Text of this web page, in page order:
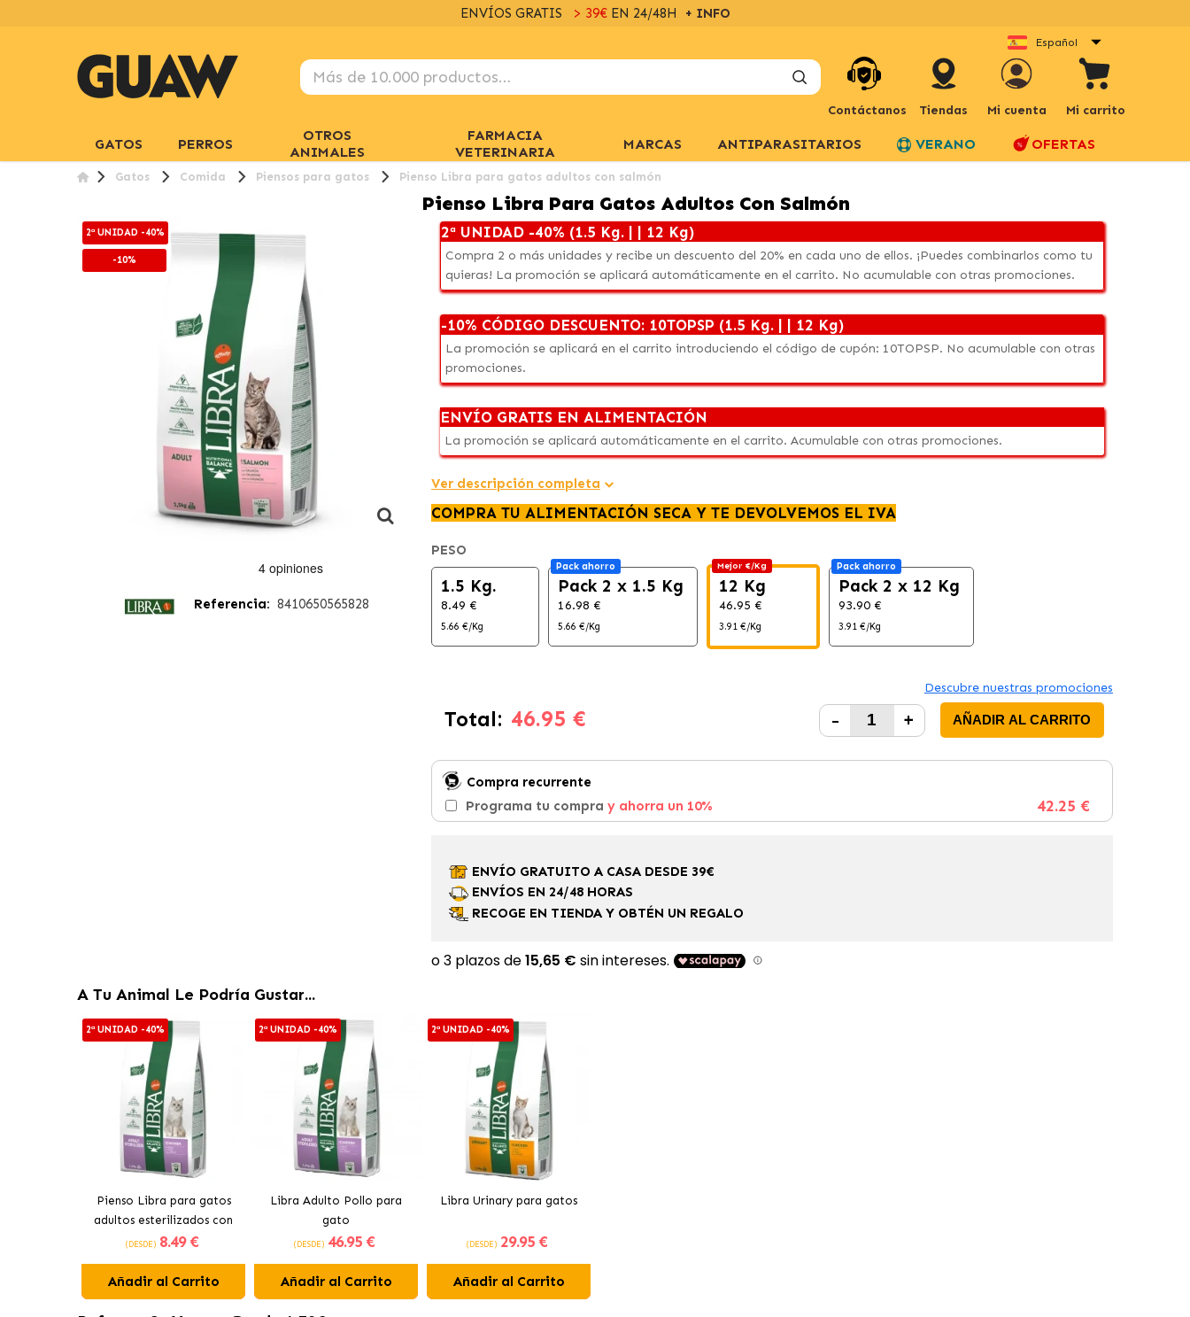
ENVÍOS GRATIS > 39€EN 24/48H + INFO
Español
Contáctanos Tiendas Mi cuenta Mi carrito
GATOS PERROS
OTROS
ANIMALES
FARMACIA
VETERINARIA
MARCAS ANTIPARASITARIOS VERANO OFERTAS
Gatos Comida Piensos para gatos Pienso Libra para gatos adultos con salmón
Pienso Libra Para Gatos Adultos Con Salmón
2ª UNIDAD -40%
-10%
Referencia: 8410650565828
2ª UNIDAD -40% (1.5 Kg. | | 12 Kg)
Compra 2 o más unidades y recibe un descuento del 20% en cada uno de ellos. ¡Puedes combinarlos como tu
quieras! La promoción se aplicará automáticamente en el carrito. No acumulable con otras promociones.
-10% CÓDIGO DESCUENTO: 10TOPSP (1.5 Kg. | | 12 Kg)
La promoción se aplicará en el carrito introduciendo el código de cupón: 10TOPSP. No acumulable con otras
promociones.
ENVÍO GRATIS EN ALIMENTACIÓN
La promoción se aplicará automáticamente en el carrito. Acumulable con otras promociones.
Ver descripción completa
COMPRA TU ALIMENTACIÓN SECA Y TE DEVOLVEMOS EL IVA
PESO
1.5 Kg.
8.49 €
5.66 €/Kg
Pack ahorro
Pack 2 x 1.5 Kg
16.98 €
5.66 €/Kg
Mejor €/Kg
12 Kg
46.95 €
3.91 €/Kg
Pack ahorro
Pack 2 x 12 Kg
93.90 €
3.91 €/Kg
Descubre nuestras promociones
Total: 46.95 € - + AÑADIR AL CARRITO
Compra recurrente
Programa tu compra y ahorra un 10% 42.25 €
ENVÍO GRATUITO A CASA DESDE 39€
ENVÍOS EN 24/48 HORAS
RECOGE EN TIENDA Y OBTÉN UN REGALO
A Tu Animal Le Podría Gustar...
2ª UNIDAD -40%
Pienso Libra para gatos
adultos esterilizados con
pollo
(DESDE) 8.49 €
Añadir al Carrito
2ª UNIDAD -40%
Libra Adulto Pollo para
gato
(DESDE) 46.95 €
Añadir al Carrito
2ª UNIDAD -40%
Libra Urinary para gatos
(DESDE) 29.95 €
Añadir al Carrito